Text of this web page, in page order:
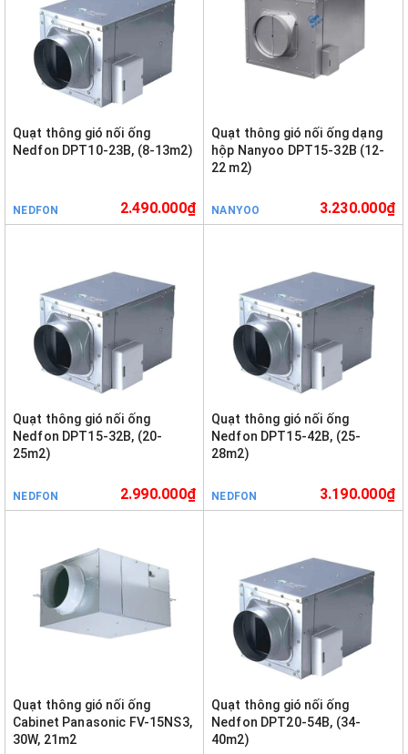
Quạt thông gió nối ống
Nedfon DPT10-23B, (8-13m2)
NEDFON 2.490.000₫
Quạt thông gió nối ống dạng
hộp Nanyoo DPT15-32B (12-
22 m2)
NANYOO 3.230.000₫
Quạt thông gió nối ống
Nedfon DPT15-32B, (20-
25m2)
NEDFON 2.990.000₫
Quạt thông gió nối ống
Nedfon DPT15-42B, (25-
28m2)
NEDFON 3.190.000₫
Quạt thông gió nối ống
Cabinet Panasonic FV-15NS3,
30W, 21m2
Quạt thông gió nối ống
Nedfon DPT20-54B, (34-
40m2)